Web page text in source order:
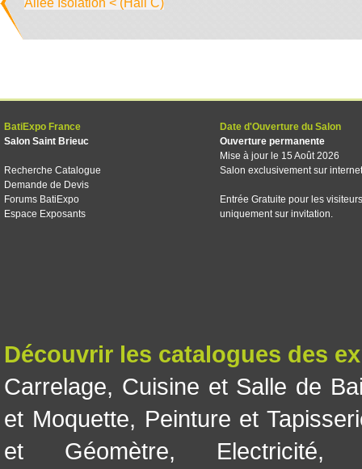
Allée Isolation < (Hall C)
BatiExpo France
Salon Saint Brieuc
Recherche Catalogue
Demande de Devis
Forums BatiExpo
Espace Exposants
Date d'Ouverture du Salon
Ouverture permanente
Mise à jour le 15 Août 2026
Salon exclusivement sur internet
Entrée Gratuite pour les visiteurs
uniquement sur invitation.
Découvrir les catalogues des
Carrelage, Cuisine et Salle de
et Moquette, Peinture et
et Géomètre, Electricité